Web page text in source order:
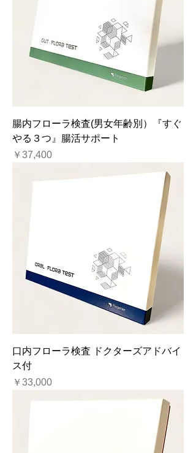
腸内フローラ検査(男女年齢別）『すぐ
やる３つ』腸活サポート
価格
￥37,400
口内フローラ検査 ドクターズアドバイ
ス付
価格
￥33,000